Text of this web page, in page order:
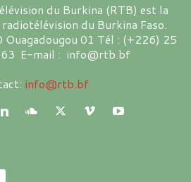
du Burkina (RTB) est la
du Burkina Faso.
Ouagadougou 01 Tél : (+226) 25
E-mail : info@rtb.bf
info@rtb.bf